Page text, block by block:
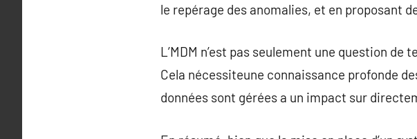
le repérage des anomalies, et en proposant
L’MDM n’est pas seulement une question
Cela nécessiteune connaissance profonde
données sont gérées a un impact sur